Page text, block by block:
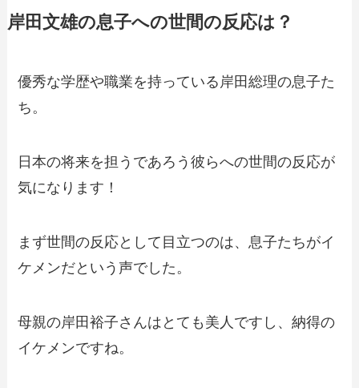
岸田文雄の息子への世間の反応は？
優秀な学歴や職業を持っている岸田総理の息子た
ち。
日本の将来を担うであろう彼らへの世間の反応が
気になります！
まず世間の反応として目立つのは、息子たちがイ
ケメンだという声でした。
母親の岸田裕子さんはとても美人ですし、納得の
イケメンですね。